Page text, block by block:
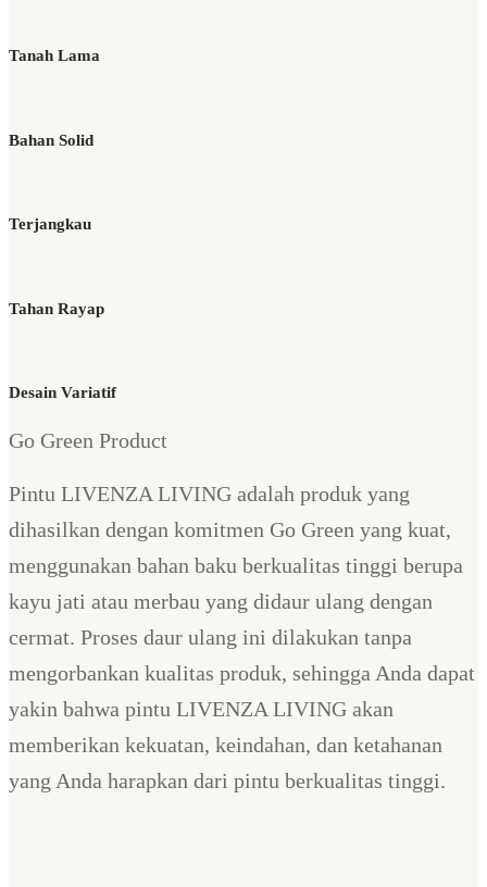
Tanah Lama
Bahan Solid
Terjangkau
Tahan Rayap
Desain Variatif
Go Green Product
Pintu LIVENZA LIVING adalah produk yang
dihasilkan dengan komitmen Go Green yang kuat,
menggunakan bahan baku berkualitas tinggi berupa
kayu jati atau merbau yang didaur ulang dengan
cermat. Proses daur ulang ini dilakukan tanpa
mengorbankan kualitas produk, sehingga Anda dapat
yakin bahwa pintu LIVENZA LIVING akan
memberikan kekuatan, keindahan, dan ketahanan
yang Anda harapkan dari pintu berkualitas tinggi.